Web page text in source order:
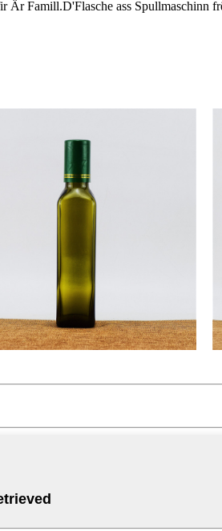
Är Famill.D'Flasche ass Spullmaschinn